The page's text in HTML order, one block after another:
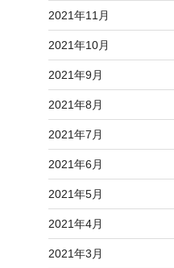
2021年11月
2021年10月
2021年9月
2021年8月
2021年7月
2021年6月
2021年5月
2021年4月
2021年3月